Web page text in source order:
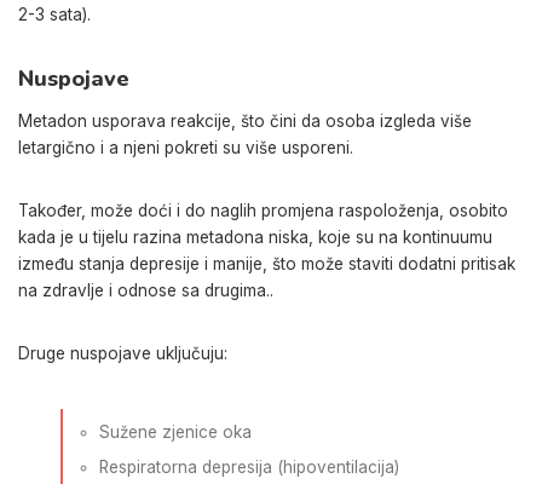
2-3 sata).
Nuspojave
Metadon usporava reakcije, što čini da osoba izgleda više
letargično i a njeni pokreti su više usporeni.
Također, može doći i do naglih promjena raspoloženja, osobito
kada je u tijelu razina metadona niska,
koje su na kontinuumu
između stanja depresije i manije, što može staviti dodatni pritisak
na zdravlje i odnose sa drugima..
Druge nuspojave uključuju:
Sužene zjenice oka
Respiratorna depresija (hipoventilacija)